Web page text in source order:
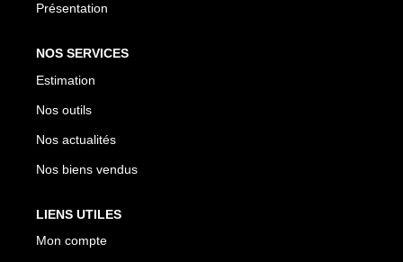
Présentation
NOS SERVICES
Estimation
Nos outils
Nos actualités
Nos biens vendus
LIENS UTILES
Mon compte